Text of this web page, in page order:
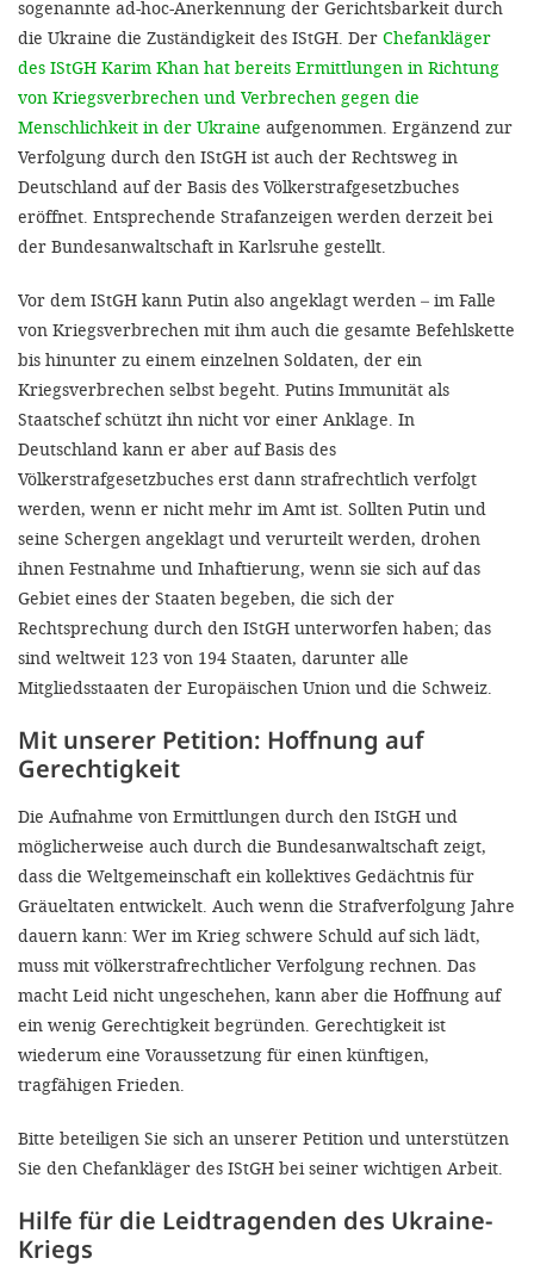
sogenannte ad-hoc-Anerkennung der Gerichtsbarkeit durch
die Ukraine die Zuständigkeit des IStGH. Der Chefankläger
des IStGH Karim Khan hat bereits Ermittlungen in Richtung
von Kriegsverbrechen und Verbrechen gegen die
Menschlichkeit in der Ukraine aufgenommen. Ergänzend zur
Verfolgung durch den IStGH ist auch der Rechtsweg in
Deutschland auf der Basis des Völkerstrafgesetzbuches
eröffnet. Entsprechende Strafanzeigen werden derzeit bei
der Bundesanwaltschaft in Karlsruhe gestellt.
Vor dem IStGH kann Putin also angeklagt werden – im Falle
von Kriegsverbrechen mit ihm auch die gesamte Befehlskette
bis hinunter zu einem einzelnen Soldaten, der ein
Kriegsverbrechen selbst begeht. Putins Immunität als
Staatschef schützt ihn nicht vor einer Anklage. In
Deutschland kann er aber auf Basis des
Völkerstrafgesetzbuches erst dann strafrechtlich verfolgt
werden, wenn er nicht mehr im Amt ist. Sollten Putin und
seine Schergen angeklagt und verurteilt werden, drohen
ihnen Festnahme und Inhaftierung, wenn sie sich auf das
Gebiet eines der Staaten begeben, die sich der
Rechtsprechung durch den IStGH unterworfen haben; das
sind weltweit 123 von 194 Staaten, darunter alle
Mitgliedsstaaten der Europäischen Union und die Schweiz.
Mit unserer Petition: Hoffnung auf
Gerechtigkeit
Die Aufnahme von Ermittlungen durch den IStGH und
möglicherweise auch durch die Bundesanwaltschaft zeigt,
dass die Weltgemeinschaft ein kollektives Gedächtnis für
Gräueltaten entwickelt. Auch wenn die Strafverfolgung Jahre
dauern kann: Wer im Krieg schwere Schuld auf sich lädt,
muss mit völkerstrafrechtlicher Verfolgung rechnen. Das
macht Leid nicht ungeschehen, kann aber die Hoffnung auf
ein wenig Gerechtigkeit begründen. Gerechtigkeit ist
wiederum eine Voraussetzung für einen künftigen,
tragfähigen Frieden.
Bitte beteiligen Sie sich an unserer Petition und unterstützen
Sie den Chefankläger des IStGH bei seiner wichtigen Arbeit.
Hilfe für die Leidtragenden des Ukraine-
Kriegs